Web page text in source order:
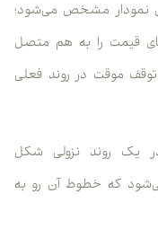
نمودار مشخص می‌شود؛
قیمت را به هم متصل
موقت در روند فعلی
یک روند نزولی شکل
که خطوط آن رو به